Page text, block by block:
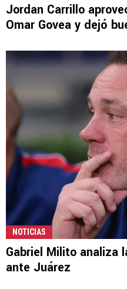
Jordan Carrillo
Omar Govea y dejó
NOTICIAS
Gabriel Milito analiza
ante Juárez